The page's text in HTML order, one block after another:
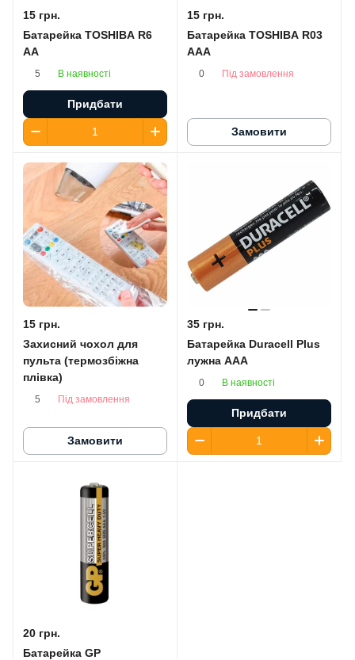
15 грн.
Батарейка TOSHIBA R6
AA
5 В наявності
Придбати
15 грн.
Батарейка TOSHIBA R03
AAA
0 Під замовлення
Замовити
15 грн.
Захисний чохол для
пульта (термозбіжна
плівка)
5 Під замовлення
Замовити
35 грн.
Батарейка Duracell Plus
лужна AАA
0 В наявності
Придбати
20 грн.
Батарейка GP